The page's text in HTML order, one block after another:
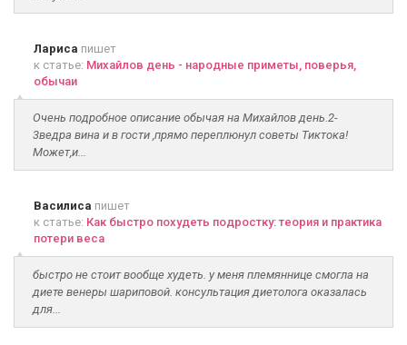
Лариса пишет
к статье: Михайлов день - народные приметы, поверья,
обычаи
Очень подробное описание обычая на Михайлов день.2-
3ведра вина и в гости ,прямо переплюнул советы Тиктока!
Может,и...
Василиса пишет
к статье: Как быстро похудеть подростку: теория и практика
потери веса
быстро не стоит вообще худеть. у меня племяннице смогла на
диете венеры шариповой. консультация диетолога оказалась
для...